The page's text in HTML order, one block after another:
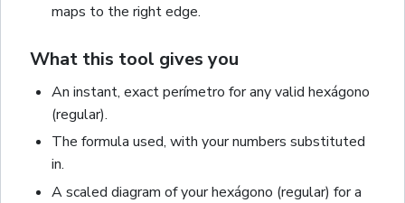
maps to the right edge.
What this tool gives you
An instant, exactperímetro for any valid hexágono
(regular).
The formula used, with your numbers substituted
in.
A scaled diagram of yourhexágono (regular) for a